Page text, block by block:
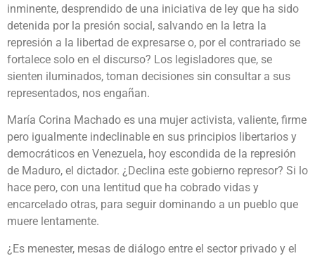
inminente, desprendido de una iniciativa de ley que ha sido
detenida por la presión social, salvando en la letra la
represión a la libertad de expresarse o, por el contrariado se
fortalece solo en el discurso? Los legisladores que, se
sienten iluminados, toman decisiones sin consultar a sus
representados, nos engañan.
María Corina Machado es una mujer activista, valiente, firme
pero igualmente indeclinable en sus principios libertarios y
democráticos en Venezuela, hoy escondida de la represión
de Maduro, el dictador. ¿Declina este gobierno represor? Si lo
hace pero, con una lentitud que ha cobrado vidas y
encarcelado otras, para seguir dominando a un pueblo que
muere lentamente.
¿Es menester, mesas de diálogo entre el sector privado y el